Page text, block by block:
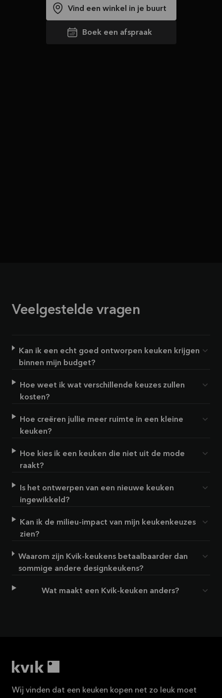
Vind een winkel in je buurt
Boek een afspraak
Veelgestelde vragen
Kan ik een echt goed ontworpen keuken krijgen
binnen mijn budget?
Hoe weet ik wat verschillende keuzes zullen
kosten?
Hoe creëren jullie meer ruimte in een kleine
keuken?
Hoe kies ik een keuken die niet uit de mode
raakt?
Is het ontwerpen van een nieuwe keuken
ingewikkeld?
Kan ik de milieu-impact van mijn keukenkeuzes
zien?
Waarom zijn Kvik-keukens betaalbaarder dan
sommige andere designkeukens?
Wat maakt een Kvik-keuken anders?
Wij vinden dat een keuken kopen net zo leuk moet